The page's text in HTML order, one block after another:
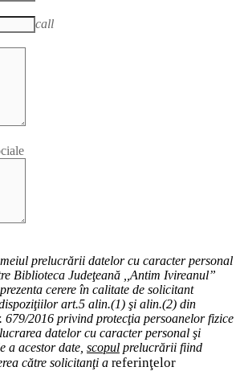
call
prelucrării datelor cu caracter personal
Biblioteca Judeţeană ,,Antim Ivireanul”
cerere în calitate de solicitant
art.5 alin.(1) şi alin.(2) din
679/2016 privind protecţia persoanelor fizice
datelor cu caracter personal şi
a acestor date scopul prelucrării fiind
către solicitanţi a referinţelor